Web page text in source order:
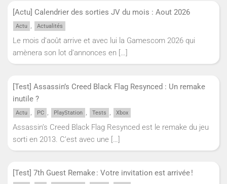
[Actu] Calendrier des sorties JV du mois : Aout 2026
Actu , Actualités
Le mois d’août arrive et avec lui la Gamescom 2026 qui
amènera son lot d’annonces en […]
[Test] Assassin’s Creed Black Flag Resynced : Un remake
inutile ?
Actu PC PlayStation Tests Xbox
Assassin’s Creed Black Flag Resynced est le remake du jeu
sorti en 2013. C’est avec une […]
[Test] 7th Guest Remake : Votre invitation est arrivée !